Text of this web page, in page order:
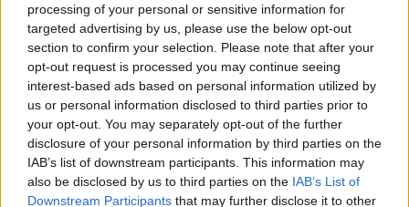
processing of your personal or sensitive information for
targeted advertising by us, please use the below opt-out
section to confirm your selection. Please note that after your
opt-out request is processed you may continue seeing
interest-based ads based on personal information utilized by
us or personal information disclosed to third parties prior to
your opt-out. You may separately opt-out of the further
disclosure of your personal information by third parties on the
IAB’s list of downstream participants. This information may
also be disclosed by us to third parties on the IAB’s List of
Downstream Participants that may further disclose it to other
ΚΩΝΣΤΑΝΤΙΝΟΥ ΔΑΒΑΚΗ», στο Ξηροκάμπι
Λακωνίας.
· Καταργείται το Στρατόπεδο «ΥΠΛΓΟΥ (ΥΠ)
ΝΙΚΟΛΑΟΥ ΓΕΡΑΚΙΝΗ», στη Μαλακάσα
Αττικής και η Μονάδα που εδρεύει εκεί θα
μετασταθμεύσει στο Στρατόπεδο
«ΕΦ.ΑΝΘΛΓΟΥ ΔΗΜΗΤΡΙΟΥ ΠΑΝΟΥΡΓΙΑ»,
στο Αυλάκι Στυλίδος Φθιώτιδας.